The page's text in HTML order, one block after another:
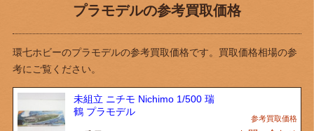
プラモデルの参考買取価格
環七ホビーのプラモデルの参考買取価格です。買取価格相場の参
考にご覧ください。
未組立 ニチモ Nichimo 1/500 瑞
鶴 プラモデル